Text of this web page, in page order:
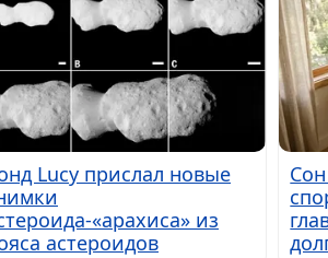
Lucy прислал новые
«арахиса» из
астероидов